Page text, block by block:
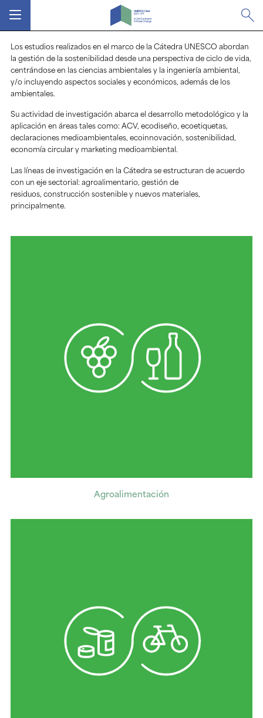
MENÚ
Los estudios realizados en el marco de la Cátedra UNESCO abordan
la gestión de la sostenibilidad desde una perspectiva de ciclo de vida,
centrándose en las ciencias ambientales y la ingeniería ambiental,
y/o incluyendo aspectos sociales y económicos, además de los
ambientales.
Su actividad de investigación abarca el desarrollo metodológico y la
aplicación en áreas tales como: ACV, ecodiseño, ecoetiquetas,
declaraciones medioambientales, ecoinnovación, sostenibilidad,
economía circular y marketing medioambiental.
Las líneas de investigación en la Cátedra se estructuran de acuerdo
con un eje sectorial: agroalimentario, gestión de
residuos, construcción sostenible y nuevos materiales,
principalmente.
Agroalimentación